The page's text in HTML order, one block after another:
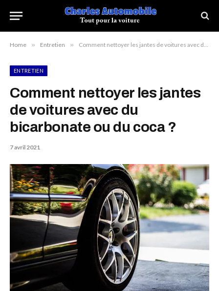
Home » Entretien » Comment nettoyer les jantes de voitures avec du bicarbonate ou du coca ?
ENTRETIEN
Comment nettoyer les jantes
de voitures avec du
bicarbonate ou du coca ?
7 avril 2021